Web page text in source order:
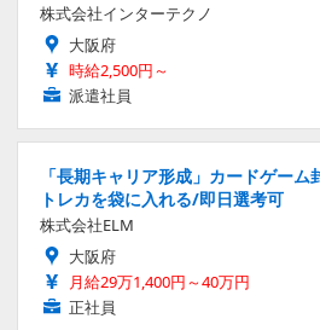
株式会社インターテクノ
大阪府
時給2,500円～
派遣社員
「長期キャリア形成」カードゲー
トレカを袋に入れる/即日選考可
株式会社ELM
大阪府
月給29万1,400円～40万円
正社員